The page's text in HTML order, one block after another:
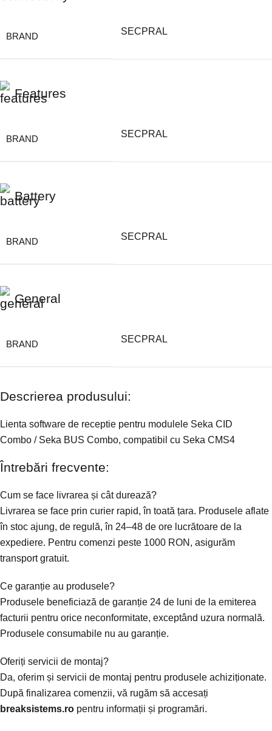
BRAND SECPRAL
Features
BRAND SECPRAL
Battery
BRAND SECPRAL
General
BRAND SECPRAL
Descrierea produsului:
Lienta software de receptie pentru modulele Seka CID
Combo / Seka BUS Combo, compatibil cu Seka CMS4
Întrebări frecvente:
Cum se face livrarea și cât durează?
Livrarea se face prin curier rapid, în toată țara. Produsele aflate
în stoc ajung, de regulă, în 24–48 de ore lucrătoare de la
expediere. Pentru comenzi peste 1000 RON, asigurăm
transport gratuit.
Ce garanție au produsele?
Produsele beneficiază de garanție 24 de luni de la emiterea
facturii pentru orice neconformitate, exceptând uzura normală.
Produsele consumabile nu au garanție.
Oferiți servicii de montaj?
Da, oferim și servicii de montaj pentru produsele achiziționate.
După finalizarea comenzii, vă rugăm să accesați
breaksistems.ro pentru informații și programări.